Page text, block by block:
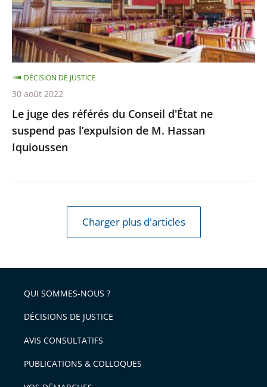
d'État
ne
suspend
pas
l’expulsion
de
M.
Hassan
Iquioussen
Le juge des référés du Conseil d'État ne
suspend pas l’expulsion de M. Hassan
Iquioussen
DÉCISION DE JUSTICE
30 août 2022
Charger plus d'articles
QUI SOMMES-NOUS ?
DÉCISIONS DE JUSTICE
AVIS CONSULTATIFS
PUBLICATIONS & COLLOQUES